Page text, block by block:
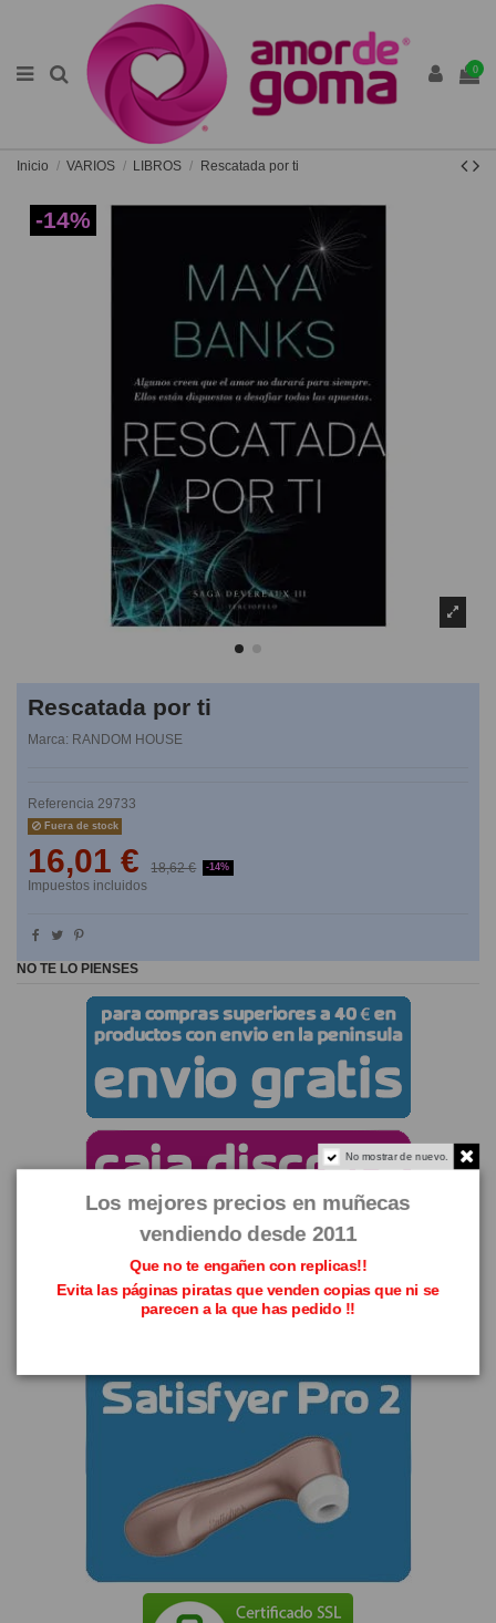
0
Inicio VARIOS LIBROS Rescatada por ti
-14%
Rescatada por ti
Marca: RANDOM HOUSE
Referencia 29733
Fuera de stock
16,01 € 18,62 € -14%
Impuestos incluidos
NO TE LO PIENSES
No mostrar de nuevo.
Los mejores precios en muñecas
vendiendo desde 2011
Que no te engañen con replicas!!
Evita las páginas piratas que venden copias que ni se
parecen a la que has pedido !!